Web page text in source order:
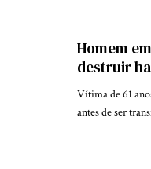
Homem
destruir
Vítima de 61
antes de ser